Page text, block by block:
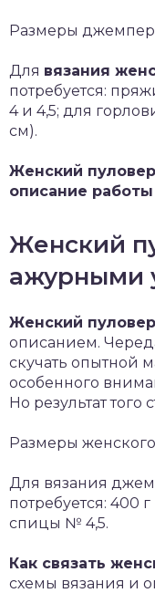
Размеры
Для вязания
потребуется:
4 и 4,5; для
см).
Женский
описание работы
Женский
ажурными
Женский
описанием.
скучать опытной
особенного
Но результат того
Размеры
Для вязания
потребуется: 400
спицы № 4,5.
Как связать
схемы вязания и